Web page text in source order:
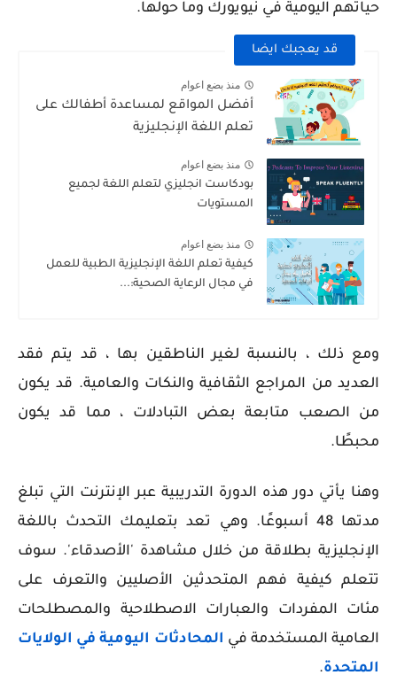
حياتهم اليومية في نيويورك وما حولها.
قد يعجبك ايضا
منذ بضع اعوام
أفضل المواقع لمساعدة أطفالك على
تعلم اللغة الإنجليزية
منذ بضع اعوام
بودكاست انجليزي لتعلم اللغة لجميع
المستويات
منذ بضع اعوام
كيفية تعلم اللغة الإنجليزية الطبية للعمل
في مجال الرعاية الصحية:...
ومع ذلك ، بالنسبة لغير الناطقين بها ، قد يتم فقد
العديد من المراجع الثقافية والنكات والعامية. قد يكون
من الصعب متابعة بعض التبادلات ، مما قد يكون
محبطًا.
وهنا يأتي دور هذه الدورة التدريبية عبر الإنترنت التي تبلغ
مدتها 48 أسبوعًا. وهي تعد بتعليمك التحدث باللغة
الإنجليزية بطلاقة من خلال مشاهدة 'الأصدقاء'. سوف
تتعلم كيفية فهم المتحدثين الأصليين والتعرف على
مئات المفردات والعبارات الاصطلاحية والمصطلحات
العامية المستخدمة في المحادثات اليومية في الولايات
المتحدة.